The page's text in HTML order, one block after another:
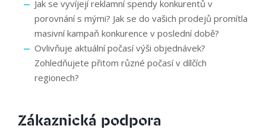
Jak se vyvíjejí reklamní spendy konkurentů v
porovnání s mými? Jak se do vašich prodejů promítla
masivní kampaň konkurence v poslední době?
Ovlivňuje aktuální počasí výši objednávek?
Zohledňujete přitom různé počasí v dílčích
regionech?
Zákaznická podpora